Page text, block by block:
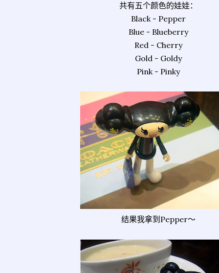
共有五个颜色的娃娃：
Black - Pepper
Blue - Blueberry
Red - Cherry
Gold - Goldy
Pink - Pinky
结果我拿到Pepper～